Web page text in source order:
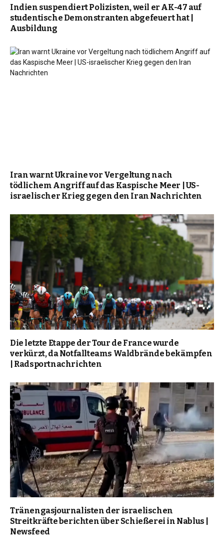
Indien suspendiert Polizisten, weil er AK-47 auf
studentische Demonstranten abgefeuert hat |
Ausbildung
Iran warnt Ukraine vor Vergeltung nach
tödlichem Angriff auf das Kaspische Meer | US-
israelischer Krieg gegen den Iran Nachrichten
Die letzte Etappe der Tour de France wurde
verkürzt, da Notfallteams Waldbrände bekämpfen
| Radsportnachrichten
Tränengasjournalisten der israelischen
Streitkräfte berichten über Schießerei in Nablus |
Newsfeed